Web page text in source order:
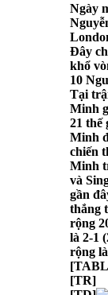
Ngày
Đây
khổ
10
Tại
Minh
21 thế
Minh
chiến
Minh
và
gần
thắng
rộng
là 2-1
rộng
[TR]